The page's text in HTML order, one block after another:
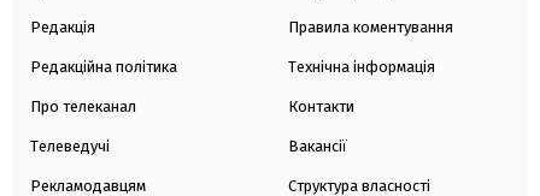
Редакція
Редакційна політика
Про телеканал
Телеведучі
Рекламодавцям
Правила коментування
Технічна інформація
Контакти
Вакансії
Структура власності